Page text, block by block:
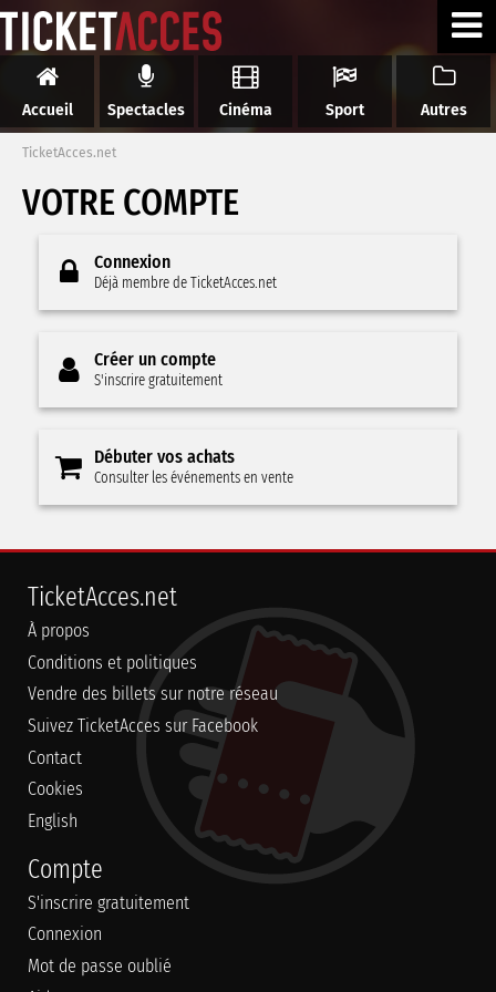
Accueil Spectacles Cinéma Sport Autres
TicketAcces.net
VOTRE COMPTE
Connexion
Déjà membre de TicketAcces.net
Créer un compte
S'inscrire gratuitement
Débuter vos achats
Consulter les événements en vente
TicketAcces.net
À propos
Conditions et politiques
Vendre des billets sur notre réseau
Suivez TicketAcces sur Facebook
Contact
Cookies
English
Compte
S'inscrire gratuitement
Connexion
Mot de passe oublié